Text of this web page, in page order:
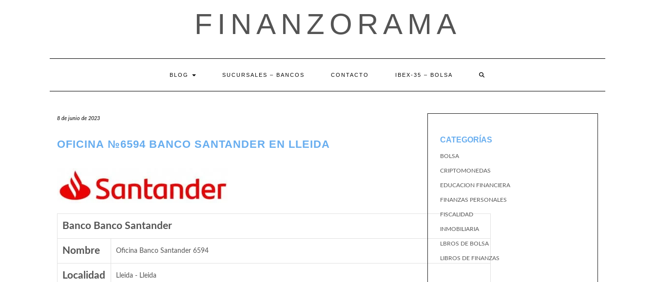
FINANZORAMA
BLOG SUCURSALES – BANCOS CONTACTO IBEX-35 – BOLSA
8 de junio de 2023
OFICINA №6594 BANCO SANTANDER EN LLEIDA
Banco Banco Santander
Nombre Oficina Banco Santander 6594
Localidad Lleida - Lleida
CATEGORÍAS
BOLSA
CRIPTOMONEDAS
EDUCACION FINANCIERA
FINANZAS PERSONALES
FISCALIDAD
INMOBILIARIA
LBROS DE BOLSA
LIBROS DE FINANZAS